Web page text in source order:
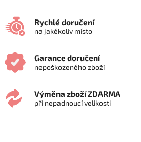
Rychlé doručení
na jakékoliv místo
Garance doručení
nepoškozeného zboží
Výměna zboží ZDARMA
při nepadnoucí velikosti